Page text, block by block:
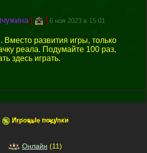
[ ] 6 ноя 2023 в 15:01
Вместо развития игры, только
реала. Подумайте 100 раз,
здесь играть.
Игровые покупки
Онлайн (11)